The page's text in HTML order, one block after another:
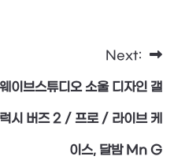
Next:
웨이브스튜디오 소울 디자인 갤
럭시 버즈 2 / 프로 / 라이브 케
이스, 달밤 Mn G